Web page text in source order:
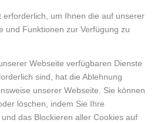
erforderlich, um Ihnen die auf unserer
und Funktionen zur Verfügung zu
Webseite verfügbaren Dienste
sind, hat die Ablehnung
unserer Webseite. Sie können
löschen, indem Sie Ihre
das Blockieren aller Cookies auf